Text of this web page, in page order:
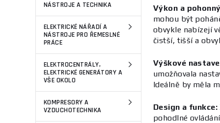
NÁSTROJE A TECHNIKA
ELEKTRICKÉ NÁŘADÍ A
NÁSTROJE PRO ŘEMESLNÉ
PRÁCE
ELEKTROCENTRÁLY,
ELEKTRICKÉ GENERÁTORY A
VŠE OKOLO
KOMPRESORY A
VZDUCHOTECHNIKA
Výkon a
mohou být
obvykle nabízejí
čistší, tišší a
Výškové
umožňovala
Ideálně by měla
Design a funkce:
pohodlné